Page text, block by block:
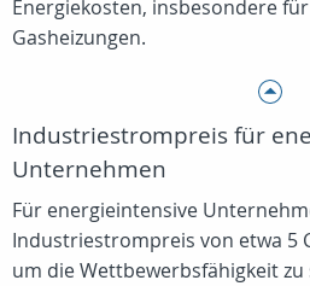
Energiekosten, insbesondere
Gasheizungen.
Industriestrompreis für
Unternehmen
Für energieintensive
Industriestrompreis von etwa 5
um die Wettbewerbsfähigkeit